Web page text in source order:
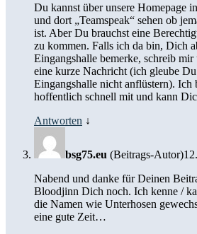
Du kannst über unsere Homepage
und dort „Teamspeak“ sehen ob
ist. Aber Du brauchst eine
zu kommen. Falls ich da bin, Dich
Eingangshalle bemerke, schreib
eine kurze Nachricht (ich gleube
Eingangshalle nicht anflüstern). Ich
hoffentlich schnell mit und kann
Antworten ↓
bsg75.eu (Beitrags-Autor)
Nabend und danke für Deinen
Bloodjinn Dich noch. Ich kenne /
die Namen wie Unterhosen
eine gute Zeit…